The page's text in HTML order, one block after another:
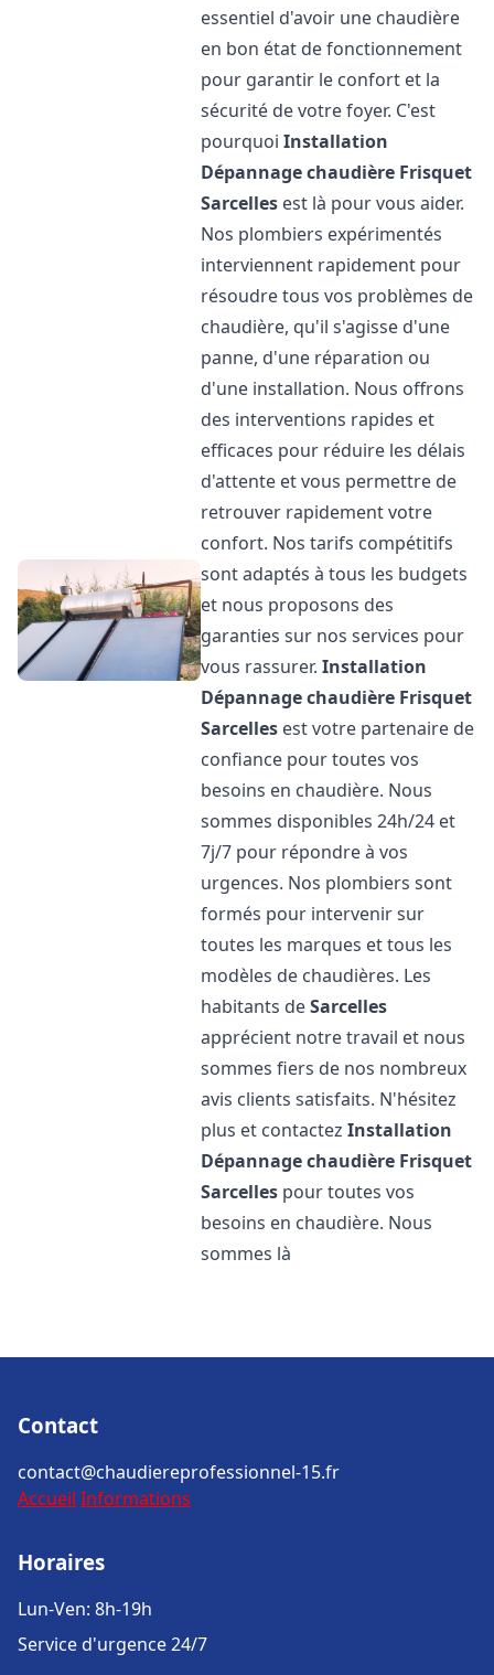
essentiel d'avoir une chaudière
en bon état de fonctionnement
pour garantir le confort et la
sécurité de votre foyer. C'est
pourquoiInstallation
Dépannage chaudière Frisquet
Sarcelles est là pour vous aider.
Nos plombiers expérimentés
interviennent rapidement pour
résoudre tous vos problèmes de
chaudière, qu'il s'agisse d'une
panne, d'une réparation ou
d'une installation. Nous offrons
des interventions rapides et
efficaces pour réduire les délais
d'attente et vous permettre de
retrouver rapidement votre
confort. Nos tarifs compétitifs
sont adaptés à tous les budgets
et nous proposons des
garanties sur nos services pour
vous rassurer.Installation
Dépannage chaudière Frisquet
Sarcelles est votre partenaire de
confiance pour toutes vos
besoins en chaudière. Nous
sommes disponibles 24h/24 et
7j/7 pour répondre à vos
urgences. Nos plombiers sont
formés pour intervenir sur
toutes les marques et tous les
modèles de chaudières. Les
habitants deSarcelles
apprécient notre travail et nous
sommes fiers de nos nombreux
avis clients satisfaits. N'hésitez
plus et contactezInstallation
Dépannage chaudière Frisquet
Sarcelles pour toutes vos
besoins en chaudière. Nous
sommes là
Contact
contact@chaudiereprofessionnel-15.fr
Accueil Informations
Horaires
Lun-Ven: 8h-19h
Service d'urgence 24/7